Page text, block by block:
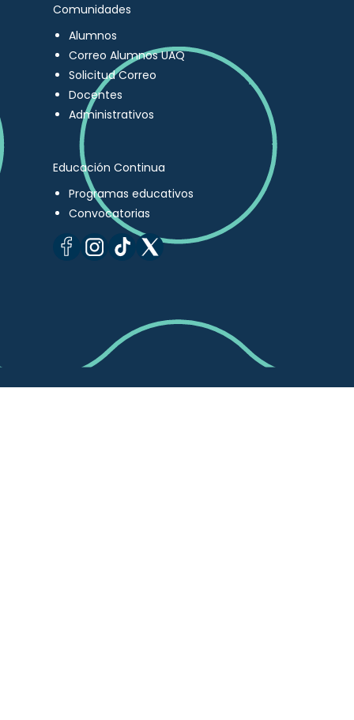
Comunidades
Alumnos
Correo Alumnos UAQ
Solicitud Correo
Docentes
Administrativos
Educación Continua
Programas educativos
Convocatorias